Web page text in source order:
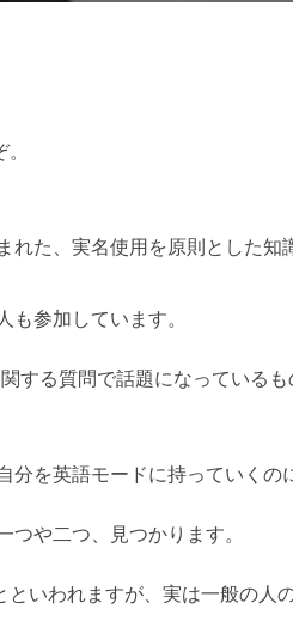
れた、実名使用を原則とした知
参加しています。
する質問で話題になっている
を英語モードに持っていくの
つや二つ、見つかります。
いわれますが、実は一般の人